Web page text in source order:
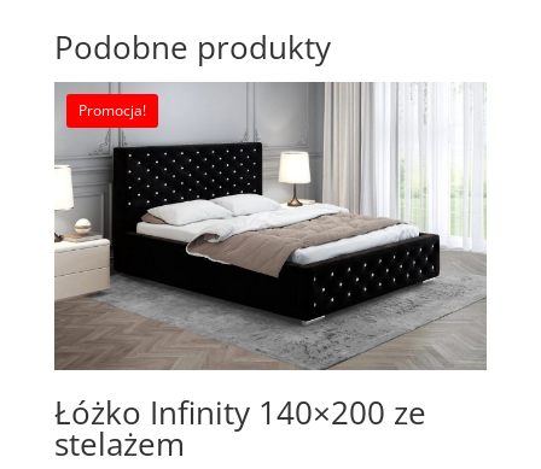
Podobne produkty
Promocja!
Łóżko Infinity 140×200 ze
stelażem